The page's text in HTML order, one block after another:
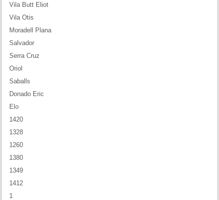
Vila Butt Eliot
Vila Otis
Moradell Plana
Salvador
Serra Cruz
Oriol
Saballs
Donado Eric
Elo
1420
1328
1260
1380
1349
1412
1